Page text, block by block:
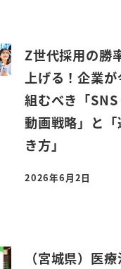
Z世代採用の勝
上げる！企業が
組むべき「
動画戦略」と
き方」
投稿日
2026年6月2日
（宮城県）医